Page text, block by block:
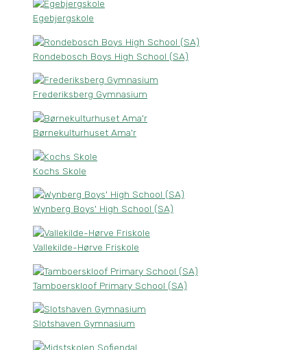
Egebjergskole
Rondebosch Boys High School (SA)
Frederiksberg Gymnasium
Børnekulturhuset Ama'r
Kochs Skole
Wynberg Boys' High School (SA)
Vallekilde-Hørve Friskole
Tamboerskloof Primary School (SA)
Slotshaven Gymnasium